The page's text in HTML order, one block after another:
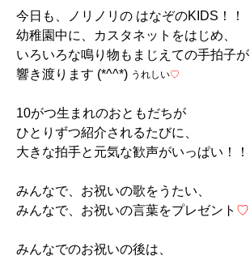
今日も、ノリノリの はなぞのKIDS！！
幼稚園中に、カスタネットをはじめ、
いろいろな鳴り物もまじえての手拍子が
響き渡ります (*^^*) うれしい♡
10がつ生まれのおともだちが
ひとりずつ紹介されるたびに、
大きな拍手と元気な歓声がいっぱい！！
みんなで、お祝いの歌をうたい、
みんなで、お祝いの言葉をプレゼント ♡
みんなでのお祝いの後は、